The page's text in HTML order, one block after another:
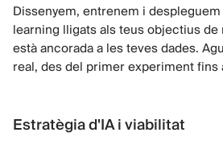
Dissenyem, entrenem i
learning lligats als teus objectius
està ancorada a les teves dades.
real, des del primer experiment fins
Estratègia d'IA i viabilitat